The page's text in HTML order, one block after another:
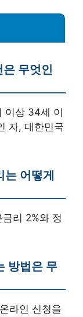
무엇인
이상 34세 이
자, 대한민국
는 어떻게
리 2%와 정
방법은 무
라인 신청을